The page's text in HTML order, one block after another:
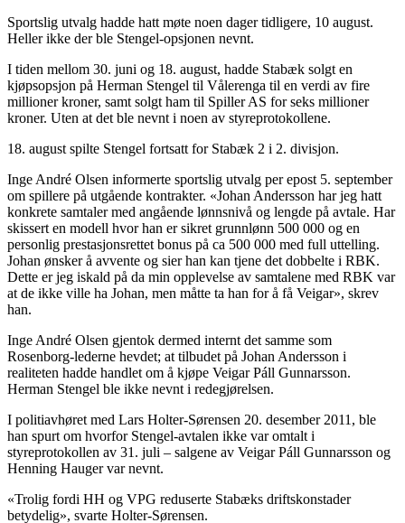
Sportslig utvalg hadde hatt møte noen dager tidligere, 10 august.
Heller ikke der ble Stengel-opsjonen nevnt.
I tiden mellom 30. juni og 18. august, hadde Stabæk solgt en
kjøpsopsjon på Herman Stengel til Vålerenga til en verdi av fire
millioner kroner, samt solgt ham til Spiller AS for seks millioner
kroner. Uten at det ble nevnt i noen av styreprotokollene.
18. august spilte Stengel fortsatt for Stabæk 2 i 2. divisjon.
Inge André Olsen informerte sportslig utvalg per epost 5. september
om spillere på utgående kontrakter. «Johan Andersson har jeg hatt
konkrete samtaler med angående lønnsnivå og lengde på avtale. Har
skissert en modell hvor han er sikret grunnlønn 500 000 og en
personlig prestasjonsrettet bonus på ca 500 000 med full uttelling.
Johan ønsker å avvente og sier han kan tjene det dobbelte i RBK.
Dette er jeg iskald på da min opplevelse av samtalene med RBK var
at de ikke ville ha Johan, men måtte ta han for å få Veigar», skrev
han.
Inge André Olsen gjentok dermed internt det samme som
Rosenborg-lederne hevdet; at tilbudet på Johan Andersson i
realiteten hadde handlet om å kjøpe Veigar Páll Gunnarsson.
Herman Stengel ble ikke nevnt i redegjørelsen.
I politiavhøret med Lars Holter-Sørensen 20. desember 2011, ble
han spurt om hvorfor Stengel-avtalen ikke var omtalt i
styreprotokollen av 31. juli – salgene av Veigar Páll Gunnarsson og
Henning Hauger var nevnt.
«Trolig fordi HH og VPG reduserte Stabæks driftskonstader
betydelig», svarte Holter-Sørensen.